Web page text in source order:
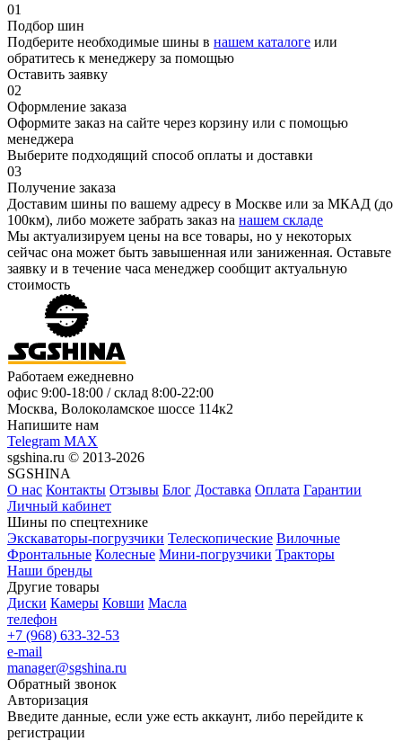
01
Подбор шин
Подберите необходимые шины в нашем каталоге или
обратитесь к менеджеру за помощью
Оставить заявку
02
Оформление заказа
Оформите заказ на сайте через корзину или с помощью
менеджера
Выберите подходящий способ оплаты и доставки
03
Получение заказа
Доставим шины по вашему адресу в Москве или за МКАД (до
100км), либо можете забрать заказ на нашем складе
Мы актуализируем цены на все товары, но у некоторых
сейчас она может быть завышенная или заниженная. Оставьте
заявку и в течение часа менеджер сообщит актуальную
стоимость
Работаем ежедневно
офис 9:00-18:00 / склад 8:00-22:00
Москва, Волоколамское шоссе 114к2
Напишите нам
Telegram MAX
sgshina.ru © 2013-2026
SGSHINA
О нас Контакты Отзывы Блог Доставка Оплата Гарантии
Личный кабинет
Шины по спецтехнике
Экскаваторы-погрузчики Телескопические Вилочные
Фронтальные Колесные Мини-погрузчики Тракторы
Наши бренды
Другие товары
Диски Камеры Ковши Масла
телефон
+7 (968) 633-32-53
e-mail
manager@sgshina.ru
Обратный звонок
Авторизация
Введите данные, если уже есть аккаунт, либо перейдите к
регистрации